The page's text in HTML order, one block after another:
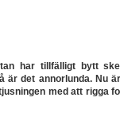
har tillfälligt bytt
är det annorlunda. Nu
med att rigga